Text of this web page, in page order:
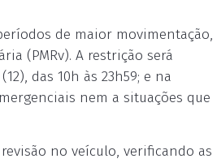
de maior movimentação,
(PMRv). A restrição será
das 10h às 23h59; e na
nem a situações que
no veículo, verificando as